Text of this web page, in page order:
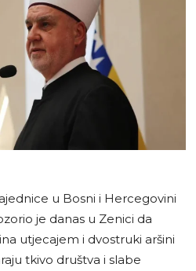
u Bosni i Hercegovini
je danas u Zenici da
utjecajem i dvostruki aršini
tkivo društva i slabe